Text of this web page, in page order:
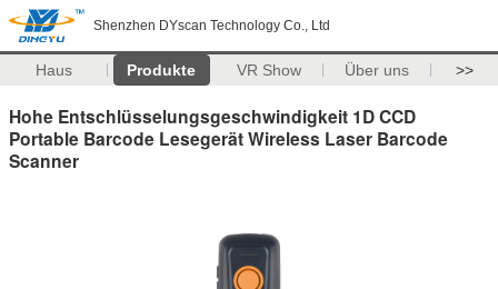
Shenzhen DYscan Technology Co., Ltd
Haus Produkte VR Show Über uns >>
Hohe Entschlüsselungsgeschwindigkeit 1D CCD
Portable Barcode Lesegerät Wireless Laser Barcode
Scanner